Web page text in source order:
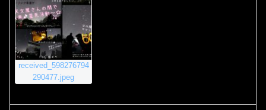
received_598276794
290477.jpeg